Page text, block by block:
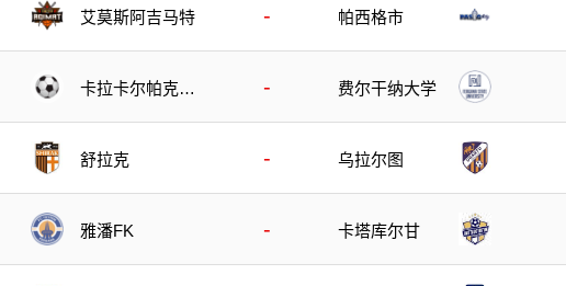
艾莫斯阿吉马特 - 帕西格市
卡拉卡尔帕克斯
- 费尔干纳大学
舒拉克 - 乌拉尔图
雅潘FK - 卡塔库尔甘